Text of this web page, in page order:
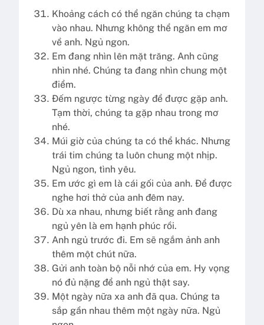
Khoảng cách có thể ngăn chúng ta chạm
vào nhau. Nhưng không thể ngăn em mơ
về anh. Ngủ ngon.
Em đang nhìn lên mặt trăng. Anh cũng
nhìn nhé. Chúng ta đang nhìn chung một
điểm.
Đếm ngược từng ngày để được gặp anh.
Tạm thời, chúng ta gặp nhau trong mơ
nhé.
Múi giờ của chúng ta có thể khác. Nhưng
trái tim chúng ta luôn chung một nhịp.
Ngủ ngon, tình yêu.
Em ước gì em là cái gối của anh. Để được
nghe hơi thở của anh đêm nay.
Dù xa nhau, nhưng biết rằng anh đang
ngủ yên là em hạnh phúc rồi.
Anh ngủ trước đi. Em sẽ ngắm ảnh anh
thêm một chút nữa.
Gửi anh toàn bộ nỗi nhớ của em. Hy vọng
nó đủ nặng để anh ngủ thật say.
Một ngày nữa xa anh đã qua. Chúng ta
sắp gần nhau thêm một ngày nữa. Ngủ